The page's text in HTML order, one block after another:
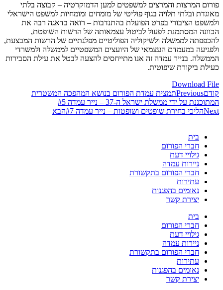
פורום המרצות והמרצים למשפטים למען הדמוקרטיה – קבוצה בלתי
מאוגדת ובלתי תלויה בגוף פוליטי של מומחים ומומחיות למשפט הישראלי
ולמשפט הציבורי בפרט הפועלת בהתנדבות – רואה בדאגה רבה את
הכוונה המסתמנת לפעול לביטול עצמאותה של הרשות השופטת,
להכפפתה לממשלה ולשיקוליה הפוליטיים מפלגתיים של הרשות המבצעת,
ולפגיעה במעמדם העצמאי של היועצים המשפטיים לממשלה ולמשרדי
הממשלה. בנייר עמדה זה אנו מתייחסים להצעה לבטל את עילת הסבירות
כעילת ביקורת שיפוטית.
Download File
קודםPreviousתמצית עמדת הפורום בנושא המהפכה המשטרית
המתוכננת על ידי ממשלת ישראל ה-37 – נייר עמדה #5
Nextהליכי בחירת שופטים ושופטות – נייר עמדה #7 הבא
בית
חברי הפורום
גילויי דעת
ניירות עמדה
חברי הפורום בתקשורת
עתירות
נאומים בהפגנות
יצירת קשר
בית
חברי הפורום
גילויי דעת
ניירות עמדה
חברי הפורום בתקשורת
עתירות
נאומים בהפגנות
יצירת קשר